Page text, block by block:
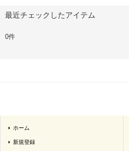
最近チェックしたアイテム
0件
ホーム
新規登録